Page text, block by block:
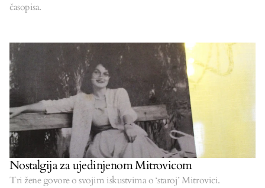
časopisa.
Nostalgija za ujedinjenom Mitrovicom
Tri žene govore o svojim iskustvima o ‘staroj’ Mitrovici.